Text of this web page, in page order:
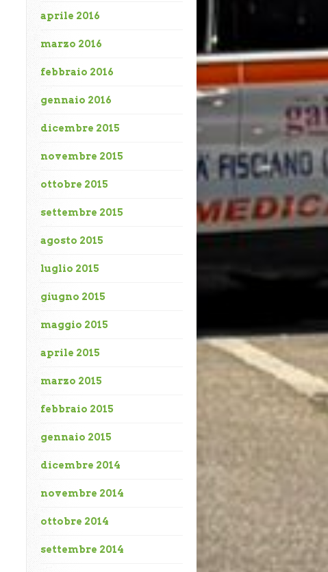
aprile 2016
marzo 2016
febbraio 2016
gennaio 2016
dicembre 2015
novembre 2015
ottobre 2015
settembre 2015
agosto 2015
luglio 2015
giugno 2015
maggio 2015
aprile 2015
marzo 2015
febbraio 2015
gennaio 2015
dicembre 2014
novembre 2014
ottobre 2014
settembre 2014